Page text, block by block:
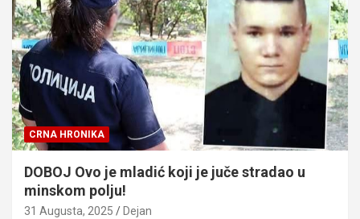
CRNA HRONIKA
DOBOJ Ovo je mladić koji je juče stradao u
minskom polju!
31 Augusta, 2025 Dejan